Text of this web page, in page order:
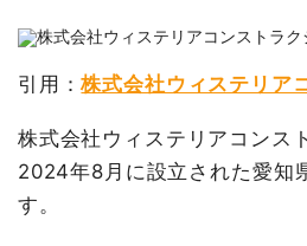
引用：株式会社ウィステリア
株式会社ウィステリアコンス
2024年8月に設立された愛知
す。